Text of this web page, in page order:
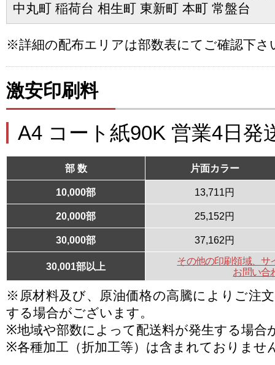
中丸町 稲荷台 相生町 東新町 本町 常盤台
※詳細の配布エリアは部数表にてご確認下さ
激安印刷料
A4 コート紙90K 営業4日発
部 数 片面カラー
10,000部 13,711円
20,000部 25,152円
30,000部 37,162円
30,001部以上
その他の印刷領域、サ
お問い合
※原材料及び、原油価格の高騰によりご注
する場合がございます。
※地域や部数によって配送料が発生する場合
※各種加工（折加工等）は含まれておりませ